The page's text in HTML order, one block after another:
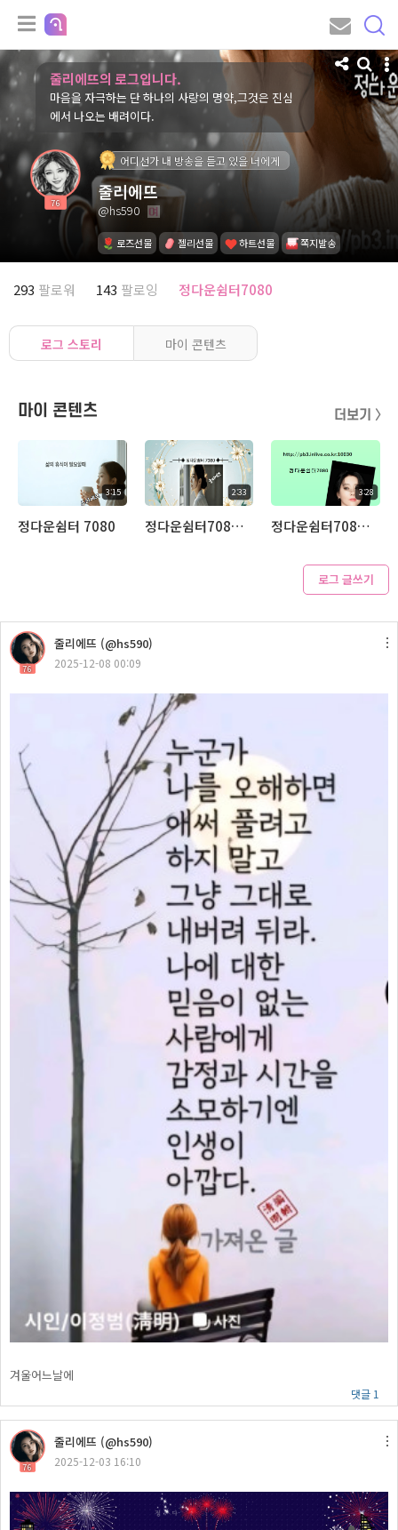
줄리에뜨의 로그입니다.
마음을 자극하는 단 하나의 사랑의 명약,그것은 진심
에서 나오는 배려이다.
76
어디선가 내 방송을 듣고 있을 너에게
줄리에뜨
@hs590
로즈선물 젤리선물 하트선물 쪽지발송
293 팔로워 143 팔로잉 정다운쉼터7080
로그 스토리 마이 콘텐츠
마이 콘텐츠 더보기 〉
3:15
정다운쉼터 7080
2:33
정다운쉼터7080 장미꽃한송이
3:28
정다운쉼터7080 몽애
정다운쉼터7080
로그 글쓰기
76
줄리에뜨 (@hs590)
2025-12-08 00:09
겨울어느날에
댓글 1
76
줄리에뜨 (@hs590)
2025-12-03 16:10